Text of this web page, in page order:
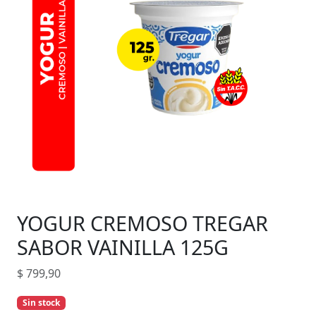
YOGUR CREMOSO TREGAR
SABOR VAINILLA 125G
$799,90
Sin stock